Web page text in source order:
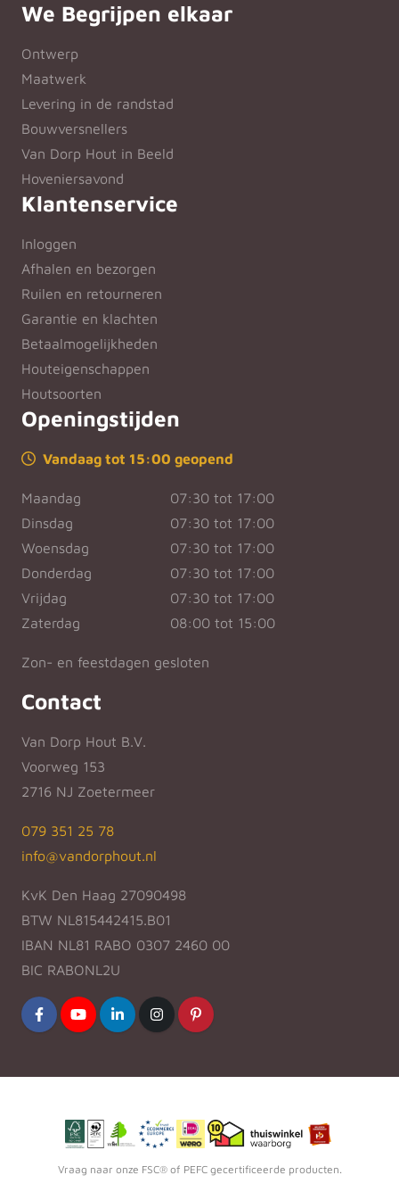
We Begrijpen elkaar
Ontwerp
Maatwerk
Levering in de randstad
Bouwversnellers
Van Dorp Hout in Beeld
Hoveniersavond
Klantenservice
Inloggen
Afhalen en bezorgen
Ruilen en retourneren
Garantie en klachten
Betaalmogelijkheden
Houteigenschappen
Houtsoorten
Openingstijden
Vandaag tot 15:00 geopend
Maandag
07:30 tot 17:00
Dinsdag
07:30 tot 17:00
Woensdag
07:30 tot 17:00
Donderdag
07:30 tot 17:00
Vrijdag
07:30 tot 17:00
Zaterdag
08:00 tot 15:00
Zon- en feestdagen gesloten
Contact
Van Dorp Hout B.V.
Voorweg 153
2716 NJ Zoetermeer
079 351 25 78
info@vandorphout.nl
KvK Den Haag 27090498
BTW NL815442415.B01
IBAN NL81 RABO 0307 2460 00
BIC RABONL2U
Vraag naar onze FSC® of PEFC gecertificeerde producten.